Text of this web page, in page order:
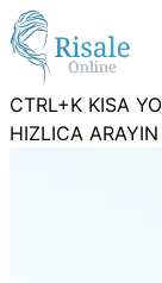
CTRL+K KISA
HIZLICA ARAYIN